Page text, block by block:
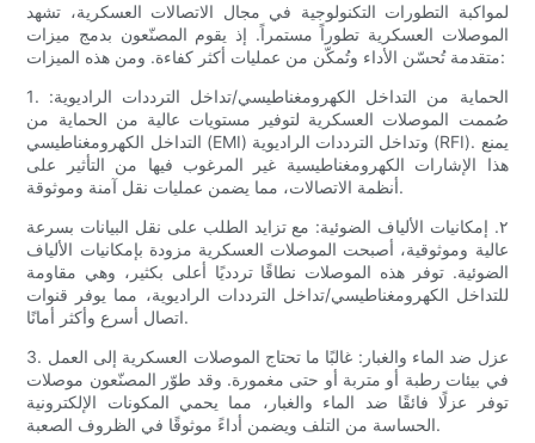
لمواكبة التطورات التكنولوجية في مجال الاتصالات العسكرية، تشهد
الموصلات العسكرية تطوراً مستمراً. إذ يقوم المصنّعون بدمج ميزات
متقدمة تُحسّن الأداء وتُمكّن من عمليات أكثر كفاءة. ومن هذه الميزات:
1. الحماية من التداخل الكهرومغناطيسي/تداخل الترددات الراديوية:
صُممت الموصلات العسكرية لتوفير مستويات عالية من الحماية من
التداخل الكهرومغناطيسي (EMI) وتداخل الترددات الراديوية (RFI). يمنع
هذا الإشارات الكهرومغناطيسية غير المرغوب فيها من التأثير على
أنظمة الاتصالات، مما يضمن عمليات نقل آمنة وموثوقة.
٢. إمكانيات الألياف الضوئية: مع تزايد الطلب على نقل البيانات بسرعة
عالية وموثوقية، أصبحت الموصلات العسكرية مزودة بإمكانيات الألياف
الضوئية. توفر هذه الموصلات نطاقًا تردديًا أعلى بكثير، وهي مقاومة
للتداخل الكهرومغناطيسي/تداخل الترددات الراديوية، مما يوفر قنوات
اتصال أسرع وأكثر أمانًا.
3. عزل ضد الماء والغبار: غالبًا ما تحتاج الموصلات العسكرية إلى العمل
في بيئات رطبة أو متربة أو حتى مغمورة. وقد طوّر المصنّعون موصلات
توفر عزلًا فائقًا ضد الماء والغبار، مما يحمي المكونات الإلكترونية
الحساسة من التلف ويضمن أداءً موثوقًا في الظروف الصعبة.